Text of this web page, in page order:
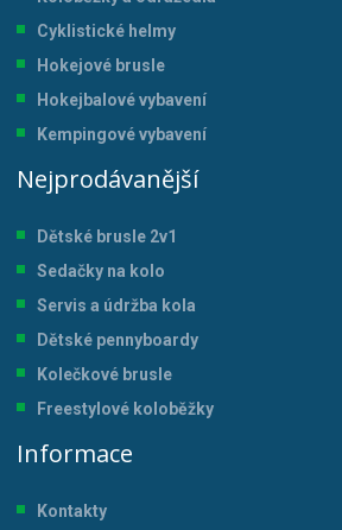
Cyklistické helmy
Hokejové brusle
Hokejbalové vybavení
Kempingové vybavení
Nejprodávanější
Dětské brusle 2v1
Sedačky na kolo
Servis a údržba kola
Dětské pennyboardy
Kolečkové brusle
Freestylové koloběžky
Informace
Kontakty